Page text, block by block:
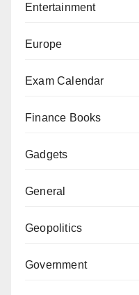
Entertainment
Europe
Exam Calendar
Finance Books
Gadgets
General
Geopolitics
Government